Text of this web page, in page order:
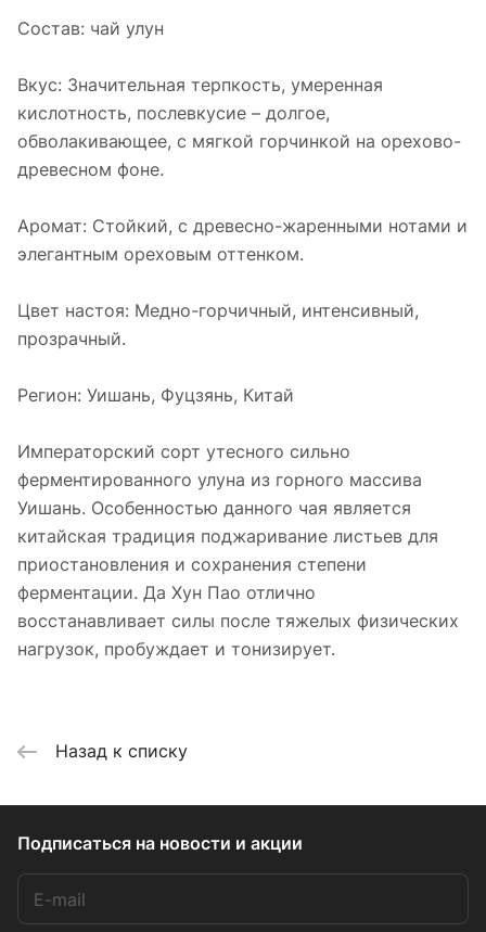
Состав: чай улун
Вкус: Значительная терпкость, умеренная
кислотность, послевкусие – долгое,
обволакивающее, с мягкой горчинкой на орехово-
древесном фоне.
Аромат: Cтойкий, с древесно-жаренными нотами и
элегантным ореховым оттенком.
Цвет настоя: Медно-горчичный, интенсивный,
прозрачный.
Регион: Уишань, Фуцзянь, Китай
Императорский сорт утесного сильно
ферментированного улуна из горного массива
Уишань. Особенностью данного чая является
китайская традиция поджаривание листьев для
приостановления и сохранения степени
ферментации. Да Хун Пао отлично
восстанавливает силы после тяжелых физических
нагрузок, пробуждает и тонизирует.
Назад к списку
Подписаться на новости и акции